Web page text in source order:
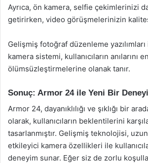
Ayrıca, ön kamera, selfie çekimlerinizi
getirirken, video görüşmelerinizin
Gelişmiş fotoğraf düzenleme
kamera sistemi, kullanıcıların anılarını
ölümsüzleştirmelerine olanak tanır.
Sonuç: Armor 24 ile Yeni Bir
Armor 24, dayanıklılığı ve şıklığı bir
olarak, kullanıcıların beklentilerini
tasarlanmıştır. Gelişmiş teknolojisi,
etkileyici kamera özellikleri ile
deneyim sunar. Eğer siz de zorlu